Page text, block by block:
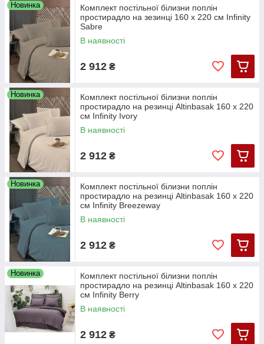
Новинка
Комплект постільної білизни поплін
простирадло на зезинці 160 х 220 см Infinity
Sabre
В наявності
2 912 ₴
Новинка
Комплект постільної білизни поплін
простирадло на резинці Altinbasak 160 х 220
см Infinity Ivory
В наявності
2 912 ₴
Новинка
Комплект постільної білизни поплін
простирадло на резинці Altinbasak 160 х 220
см Infinity Breezeway
В наявності
2 912 ₴
Новинка
Комплект постільної білизни поплін
простирадло на резинці Altinbasak 160 х 220
см Infinity Berry
В наявності
2 912 ₴